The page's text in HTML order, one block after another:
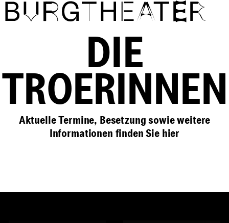
Direkt zum Inhalt
DIE
TROERINNEN
Aktuelle Termine, Besetzung sowie weitere
Informationen finden Sie hier